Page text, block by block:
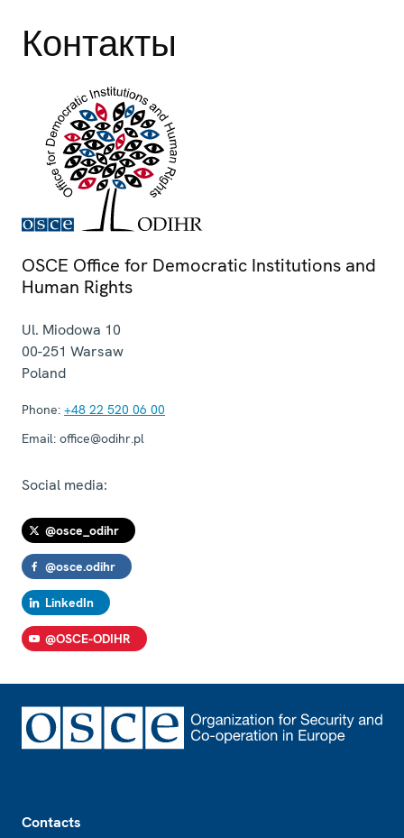
Контакты
OSCE Office for Democratic Institutions and
Human Rights
Ul. Miodowa 10
00-251 Warsaw
Poland
Phone: +48 22 520 06 00
Email: office@odihr.pl
Social media:
@osce_odihr
@osce.odihr
LinkedIn
@OSCE-ODIHR
Contacts